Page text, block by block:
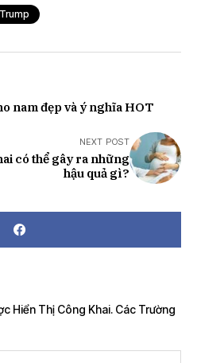
nam đẹp và ý nghĩa HOT
NEXT POST
có thể gây ra những
hậu quả gì?
Hiển Thị Công Khai. Các Trường